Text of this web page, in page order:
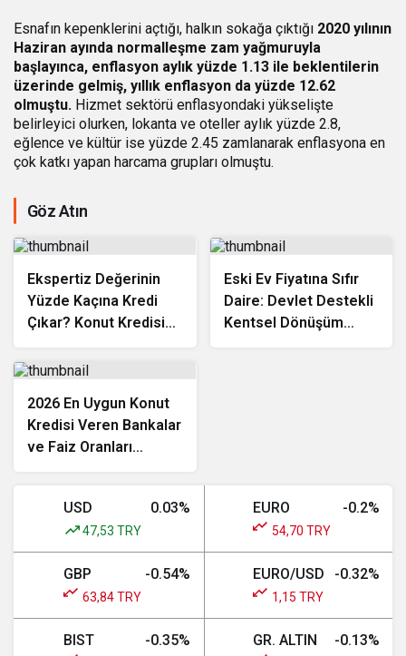
Esnafın kepenklerini açtığı, halkın sokağa çıktığı 2020 yılının
Haziran ayında normalleşme zam yağmuruyla
başlayınca, enflasyon aylık yüzde 1.13 ile beklentilerin
üzerinde gelmiş, yıllık enflasyon da yüzde 12.62
olmuştu. Hizmet sektörü enflasyondaki yükselişte
belirleyici olurken, lokanta ve oteller aylık yüzde 2.8,
eğlence ve kültür ise yüzde 2.45 zamlanarak enflasyona en
çok katkı yapan harcama grupları olmuştu.
Göz Atın
Ekspertiz Değerinin
Yüzde Kaçına Kredi
Çıkar? Konut Kredisi
Rehberi
Eski Ev Fiyatına Sıfır
Daire: Devlet Destekli
Kentsel Dönüşüm
2026 En Uygun Konut
Kredisi Veren Bankalar
ve Faiz Oranları
USD 0.03%
47,53 TRY
EURO -0.2%
54,70 TRY
GBP -0.54%
63,84 TRY
EURO/USD -0.32%
1,15 TRY
BIST -0.35% GR. ALTIN -0.13%